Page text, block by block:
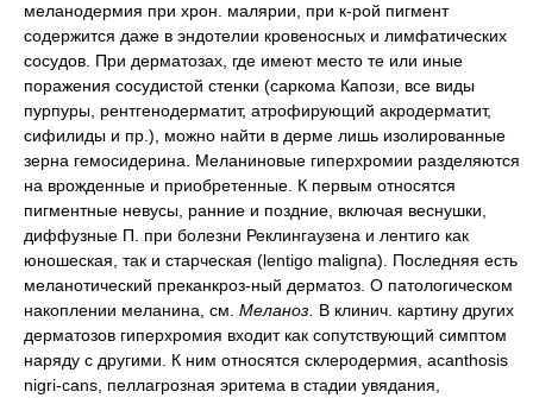
меланодермия при хрон. малярии, при к-рой пигмент
содержится даже в эндотелии кровеносных и лимфатических
сосудов. При дерматозах, где имеют место те или иные
поражения сосудистой стенки (саркома Капози, все виды
пурпуры, рентгенодерматит, атрофирующий акродерматит,
сифилиды и пр.), можно найти в дерме лишь изолированные
зерна гемосидерина. Меланиновые гиперхромии разделяются
на врожденные и приобретенные. К первым относятся
пигментные невусы, ранние и поздние, включая веснушки,
диффузные П. при болезни Реклингаузена и лентиго как
юношеская, так и старческая (lentigo maligna). Последняя есть
меланотический преканкроз-ный дерматоз. О патологическом
накоплении меланина, см. Меланоз. В клинич. картину других
дерматозов гиперхромия входит как сопутствующий симптом
наряду с другими. К ним относятся склеродермия, acanthosis
nigri-cans, пеллагрозная эритема в стадии увядания,